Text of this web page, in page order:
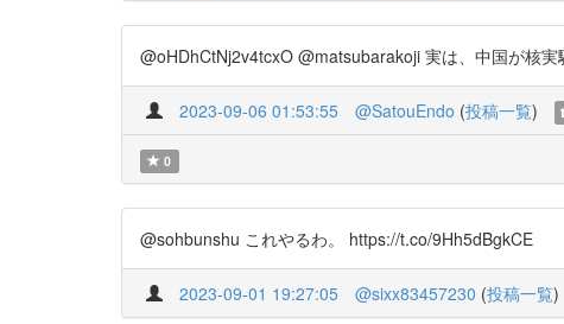
@oHDhCtNj2v4tcxO @matsubarakoji 実は、中国が核
2023-09-06 01:53:55 @SatouEndo (投稿一覧)
0
@sohbunshu これやるわ。 https://t.co/9Hh5dBgkCE
2023-09-01 19:27:05 @sixx83457230 (投稿一覧)